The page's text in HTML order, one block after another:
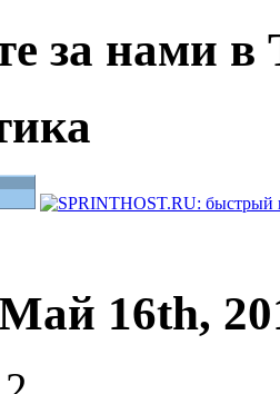
за нами
16th,